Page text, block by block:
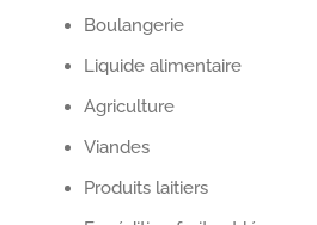
Boulangerie
Liquide alimentaire
Agriculture
Viandes
Produits laitiers